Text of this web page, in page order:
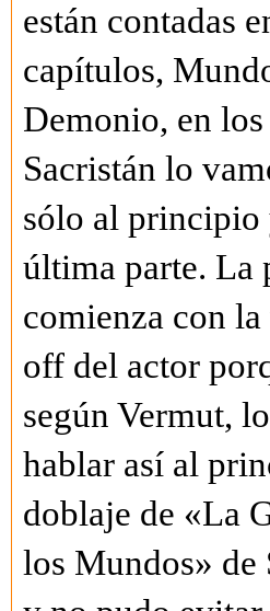
están contadas
capítulos,
Demonio, en los
Sacristán lo
sólo al principio
última parte. La
comienza con la
off del actor
según Vermut,
hablar así al
doblaje de «La
los Mundos» de